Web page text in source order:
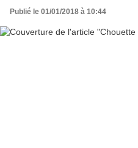
Publié le 01/01/2018 à 10:44